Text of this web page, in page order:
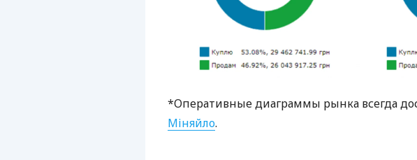
*Оперативные диаграммы рынка всегда
Міняйло.